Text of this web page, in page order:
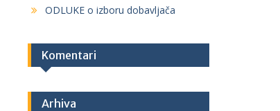
ODLUKE o izboru dobavljača
Komentari
Arhiva